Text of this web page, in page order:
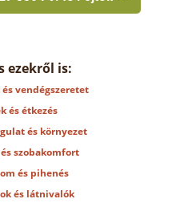
ezekről is:
vendégszeretet
és étkezés
és környezet
szobakomfort
és pihenés
és látnivalók